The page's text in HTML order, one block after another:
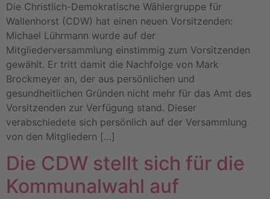
Die Christlich-Demokratische Wählergruppe für
Wallenhorst (CDW) hat einen neuen Vorsitzenden:
Michael Lührmann wurde auf der
Mitgliederversammlung einstimmig zum Vorsitzenden
gewählt. Er tritt damit die Nachfolge von Mark
Brockmeyer an, der aus persönlichen und
gesundheitlichen Gründen nicht mehr für das Amt des
Vorsitzenden zur Verfügung stand. Dieser
verabschiedete sich persönlich auf der Versammlung
von den Mitgliedern […]
Die CDW stellt sich für die
Kommunalwahl auf